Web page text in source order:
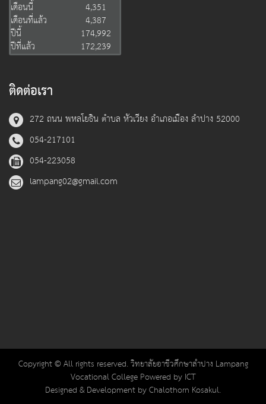
เดือนนี้
4,351
เดือนที่แล้ว
4,387
ปีนี้
174,992
ปีที่แล้ว
172,239
ติดต่อเรา
272 ถนน พหลโยธิน ตำบล หัวเวียง อำเภอเมือง ลำปาง 52000
054-217101
054-223058
lampang02@gmail.com
Copyright © All rights reserved. วิทยาลัยอาชีวศึกษาลำปาง Lampang
Vocational College Powered by ICT
Designed & Development by Chalothorn Kosakul.